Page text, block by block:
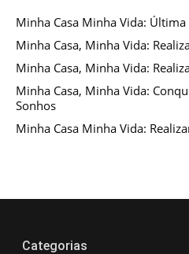
Minha Casa Minha Vida: Última
Minha Casa, Minha Vida:
Minha Casa, Minha Vida:
Minha Casa, Minha Vida:
Sonhos
Minha Casa Minha Vida:
Categorias